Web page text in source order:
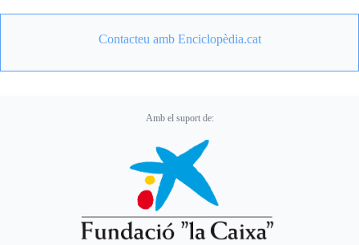
Contacteu amb Enciclopèdia.cat
Amb el suport de: